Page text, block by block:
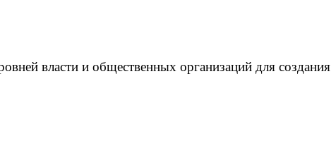
власти и общественных организаций для создания